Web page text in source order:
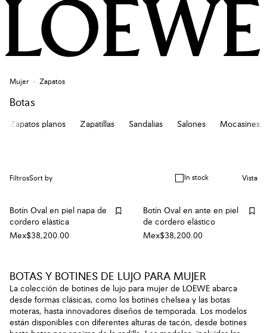
Mujer Zapatos
Botas
Zapatos planos Zapatillas Sandalias Salones Mocasines
FiltrosSort by In stock Vista
Botín Oval en piel napa de
cordero elástica
Mex$38,200.00
Botín Oval en ante en piel
de cordero elástico
Mex$38,200.00
BOTAS Y BOTINES DE LUJO PARA MUJER
La colección de botines de lujo para mujer de LOEWE abarca
desde formas clásicas, como los botines chelsea y las botas
moteras, hasta innovadores diseños de temporada. Los modelos
están disponibles con diferentes alturas de tacón, desde botines